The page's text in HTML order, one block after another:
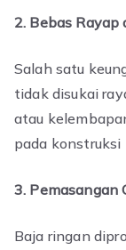
2. Bebas Rayap
Salah satu
tidak disukai
atau
pada konstruksi
3. Pemasangan
Baja ringan